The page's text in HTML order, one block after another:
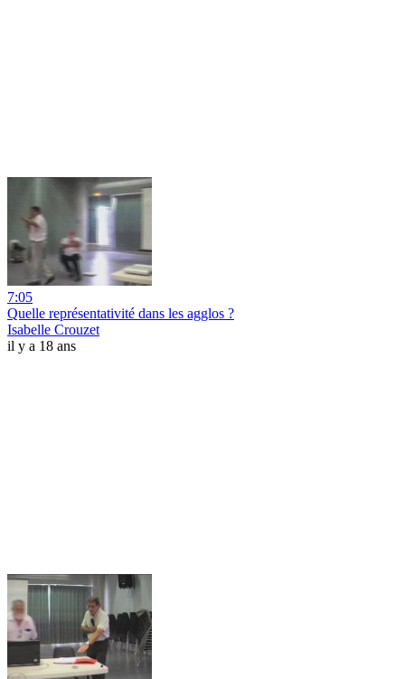
7:05
Quelle représentativité dans les agglos ?
Isabelle Crouzet
il y a 18 ans